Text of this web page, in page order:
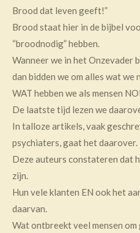
Brood dat leven geeft!”
Brood staat hier in de bijbel
“broodnodig” hebben.
Wanneer we in het Onzevader
dan bidden we om alles wat we
WAT hebben we als mensen
De laatste tijd lezen we
In talloze artikels, vaak
psychiaters, gaat het
Deze auteurs constateren dat
zijn.
Hun vele klanten EN ook het
daarvan.
Wat ontbreekt veel mensen